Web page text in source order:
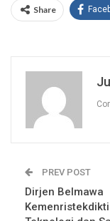
Share
PREV POST
Dirjen Belmawa